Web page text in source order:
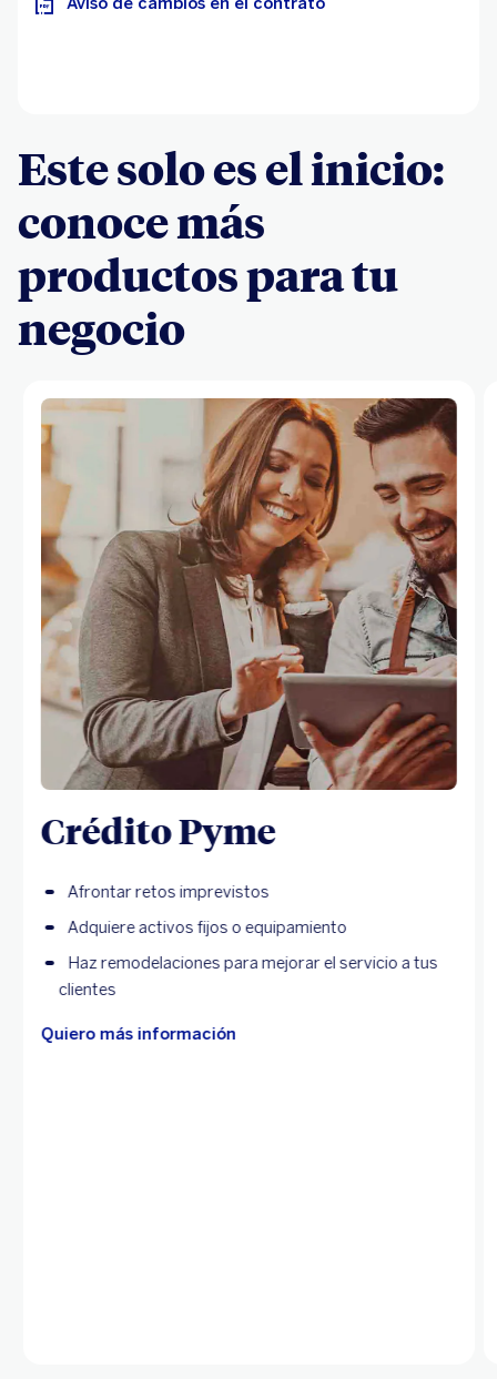
Este solo es el inicio:
conoce más
productos para tu
negocio
Crédito Pyme
Afrontar retos imprevistos
Adquiere activos fijos o equipamiento
Haz remodelaciones para mejorar el servicio a tus
clientes
Quiero más información